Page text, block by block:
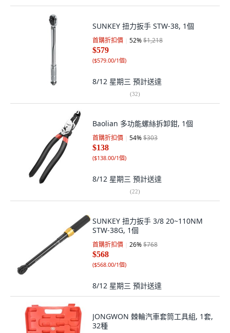
SUNKEY 扭力扳手 STW-38, 1個
首購折扣價 52%$1,218
$579
($579.00/1個)
8/12 星期三 預計送達
(32)
Baolian 多功能螺絲拆卸鉗, 1個
首購折扣價 54%$303
$138
($138.00/1個)
8/12 星期三 預計送達
(22)
SUNKEY 扭力扳手 3/8 20~110NM
STW-38G, 1個
首購折扣價 26%$768
$568
($568.00/1個)
8/12 星期三 預計送達
JONGWON 棘輪汽車套筒工具組, 1套,
32種